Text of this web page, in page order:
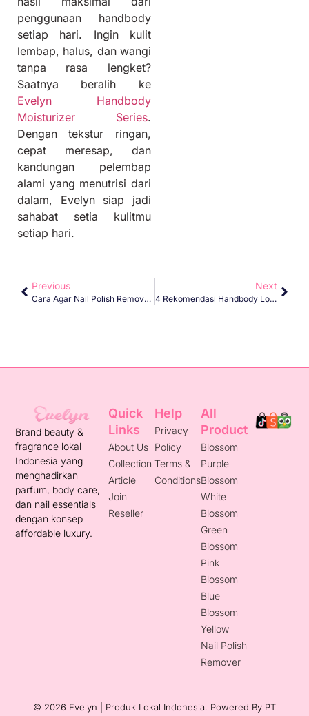
penggunaan handbody
setiap hari. Ingin kulit
lembap, halus, dan wangi
tanpa rasa lengket?
Saatnya beralih ke
Evelyn Handbody
Moisturizer Series.
Dengan tekstur ringan,
cepat meresap, dan
kandungan pelembap
alami yang menutrisi dari
dalam, Evelyn siap jadi
sahabat setia kulitmu
setiap hari.
Previous
Cara Agar Nail Polish Remover Tidak Cepat Mengering Di Kapas
Next
4 Rekomendasi Handbody Lokal Terbaik
Brand beauty &
fragrance lokal
Indonesia yang
menghadirkan
parfum, body care,
dan nail essentials
dengan konsep
affordable luxury.
Quick
Links
About Us
Collection
Article
Join
Reseller
Help
Privacy
Policy
Terms &
Conditions
All
Product
Blossom
Purple
Blossom
White
Blossom
Green
Blossom
Pink
Blossom
Blue
Blossom
Yellow
Nail Polish
Remover
© 2026 Evelyn | Produk Lokal Indonesia. Powered By PT